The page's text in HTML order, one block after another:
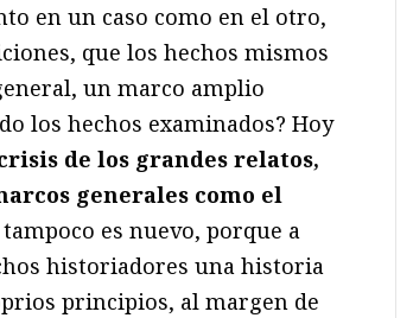
en un caso como en el otro,
que los hechos mismos
un marco amplio
los hechos examinados? Hoy
de los grandes relatos,
generales como el
tampoco es nuevo, porque a
historiadores una historia
principios, al margen de